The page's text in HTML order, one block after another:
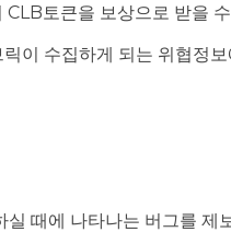
토큰을 보상으로 받을
이 수집하게 되는 위협정
때에 나타나는 버그를 제